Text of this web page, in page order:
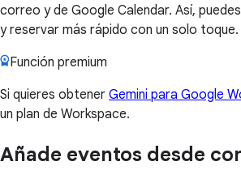
correo y de Google Calendar. Así,
y reservar más rápido con un solo toque.
Función premium
Si quieres obtener Gemini para Google
un plan de Workspace.
Añade eventos desde